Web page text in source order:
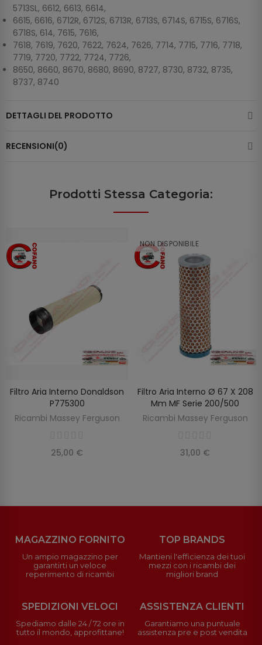
5713SL, 6612, 6613, 6614,
6615, 6616, 6712R, 6712S, 6713R, 6713S, 6714S, 6715S, 6716S,
6718S, 614, 7615, 7616,
7618, 7619, 7620, 7622, 7624, 7626, 7714, 7715, 7716, 7718,
7719, 7720, 7722, 7724, 7726,
8650, 8660, 8670, 8680, 8690, 8727, 8730, 8732, 8735,
8737, 8740
DETTAGLI DEL PRODOTTO
RECENSIONI(0)
Prodotti Stessa Categoria:
AGGIUNGI AL CARRELLO
Filtro Aria Interno Donaldson
P775300
Ricambi Massey Ferguson
25,00 €
NON DISPONIBILE
SCOPRIRE
Filtro Aria Interno Ø 67 X 208
Mm MF Serie 200/500
Ricambi Massey Ferguson
31,00 €
MAGAZZINO FORNITO
Un ampio magazzino per
garantirti un veloce
reperimento di ricambi
TOP BRANDS
Mantieni l'efficienza dei tuoi
mezzi con i ricambi dei
migliori brand
SPEDIZIONI VELOCI
Spediamo dalle 24 / 72 ore in
tutto il mondo, approfittane!
ASSISTENZA CLIENTI
Garantiamo una puntuale
assistenza pre e post vendita